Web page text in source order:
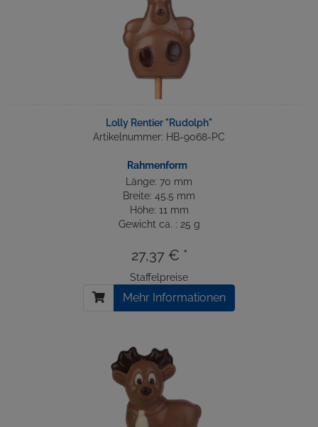
Lolly Rentier "Rudolph"
Artikelnummer: HB-9068-PC
Rahmenform
Länge: 70 mm
Breite: 45.5 mm
Höhe: 11 mm
Gewicht ca. : 25 g
27,37 € *
Staffelpreise
Mehr Informationen